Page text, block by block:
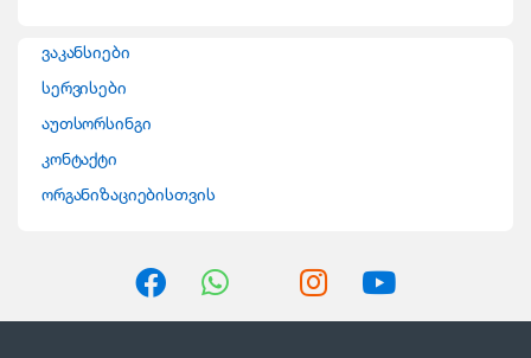
ვაკანსიები
სერვისები
აუთსორსინგი
კონტაქტი
ორგანიზაციებისთვის